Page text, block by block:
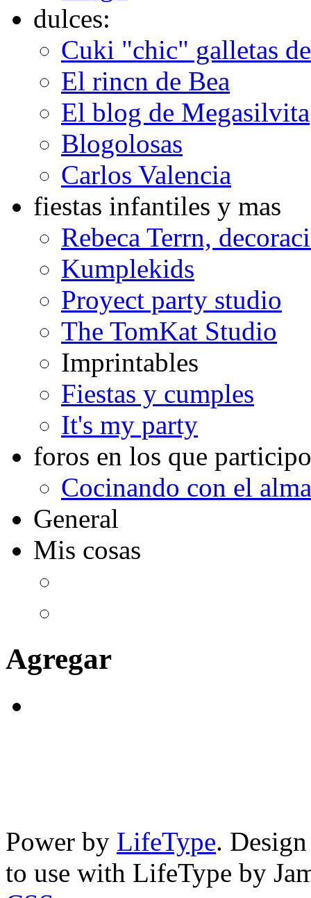
dulces:
Cuki "chic" galletas
El rincn de Bea
El blog de Megasilvita
Blogolosas
Carlos Valencia
fiestas infantiles y mas
Rebeca Terrn,
Kumplekids
Proyect party studio
The TomKat Studio
Imprintables
Fiestas y cumples
It's my party
foros en los que participo
Cocinando con el alma
General
Mis cosas
Agregar
Power by LifeType.
to use with LifeType by